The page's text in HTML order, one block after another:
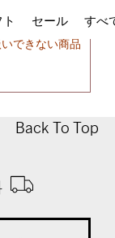
セール すべ
できない商品
Back To Top